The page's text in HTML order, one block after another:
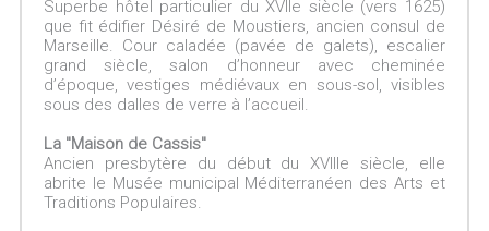
Superbe hôtel particulier du XVIIe siècle (vers 1625)
que fit édifier Désiré de Moustiers, ancien consul de
Marseille. Cour caladée (pavée de galets), escalier
grand siècle, salon d’honneur avec cheminée
d’époque, vestiges médiévaux en sous-sol, visibles
sous des dalles de verre à l’accueil.
La "Maison de Cassis"
Ancien presbytère du début du XVIIIe siècle, elle
abrite le Musée municipal Méditerranéen des Arts et
Traditions Populaires.